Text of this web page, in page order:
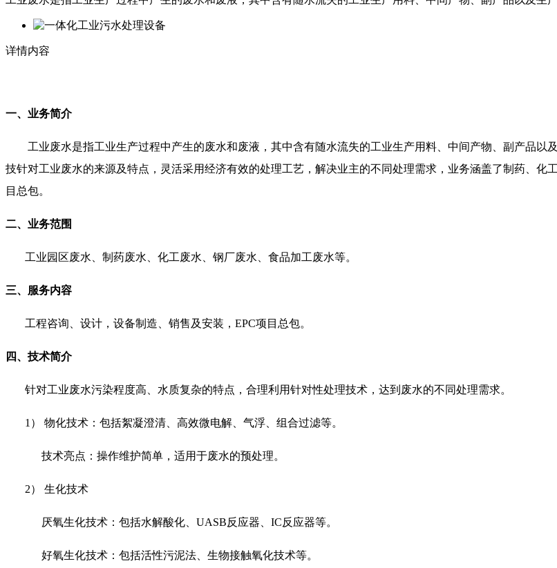
详情内容
一、业务简介
工业废水是指工业生产过程中产生的废水和废液，其中含有随水流失的工业生产用料、中间产物、副产品
技针对工业废水的来源及特点，灵活采用经济有效的处理工艺，解决业主的不同处理需求，业务涵盖了制药、化
目总包。
二、业务范围
工业园区废水、制药废水、化工废水、钢厂废水、食品加工废水等。
三、服务内容
工程咨询、设计，设备制造、销售及安装， EPC项目总包。
四、技术简介
针对工业废水污染程度高、水质复杂的特点，合理利用针对性处理技术，达到废水的不同处理需求。
1） 物化技术：包括絮凝澄清、高效微电解、气浮、组合过滤等。
技术亮点：操作维护简单，适用于废水的预处理。
2） 生化技术
厌氧生化技术：包括水解酸化、 UASB反应器、IC反应器等。
好氧生化技术：包括活性污泥法、生物接触氧化技术等。